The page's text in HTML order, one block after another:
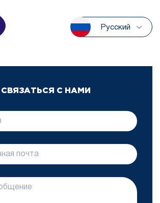
Русский
СВЯЗАТЬСЯ С НАМИ